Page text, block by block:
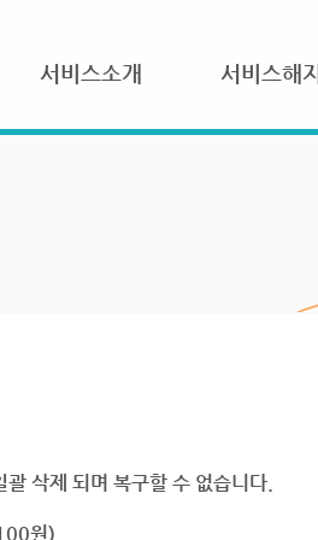
서비스소개 서비스해지
삭제 되며 복구할 수 없습니다.
원)